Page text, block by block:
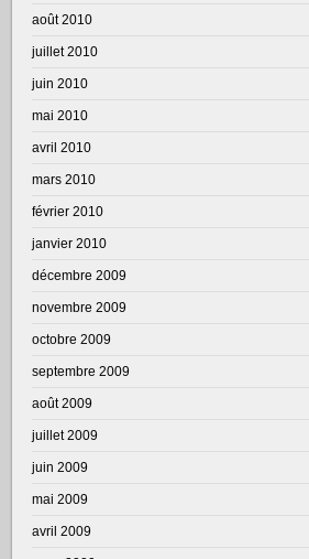
août 2010
juillet 2010
juin 2010
mai 2010
avril 2010
mars 2010
février 2010
janvier 2010
décembre 2009
novembre 2009
octobre 2009
septembre 2009
août 2009
juillet 2009
juin 2009
mai 2009
avril 2009